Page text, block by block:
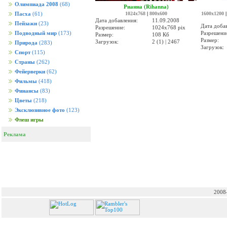
Олимпиада 2008 (68)
Пасха (61)
Пейзажи (23)
Подводный мир (173)
Природа (283)
Спорт (115)
Страны (262)
Фейерверки (62)
Фильмы (418)
Финансы (83)
Цветы (218)
Эксклюзивное фото (123)
Флеш игры
Реклама
Рианна (Rihanna)
1024x768| 800x600
Дата добавления:
11.09.2008
Разрешение:
1024x768 pix
Размер:
108 Кб
Загрузок:
2 (1) | 2467
1600x1200
Дата
Размер:
Загрузок: